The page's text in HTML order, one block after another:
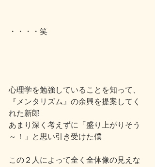
・・・・笑
心理学を勉強していることを知って、
『メンタリズム』の余興を提案してく
れた新郎
あまり深く考えずに「盛り上がりそう
～！」と思い引き受けた僕
この２人によって全く全体像の見えな